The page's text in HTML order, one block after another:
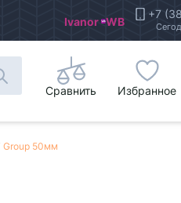
Ivanor WB +7
Сравнить Избранное
Group 50мм